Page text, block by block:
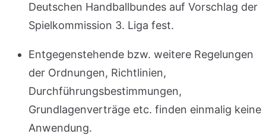
Deutschen Handballbundes auf Vorschlag der
Spielkommission 3. Liga fest.
Entgegenstehende bzw. weitere Regelungen
der Ordnungen, Richtlinien,
Durchführungsbestimmungen,
Grundlagenverträge etc. finden einmalig keine
Anwendung.